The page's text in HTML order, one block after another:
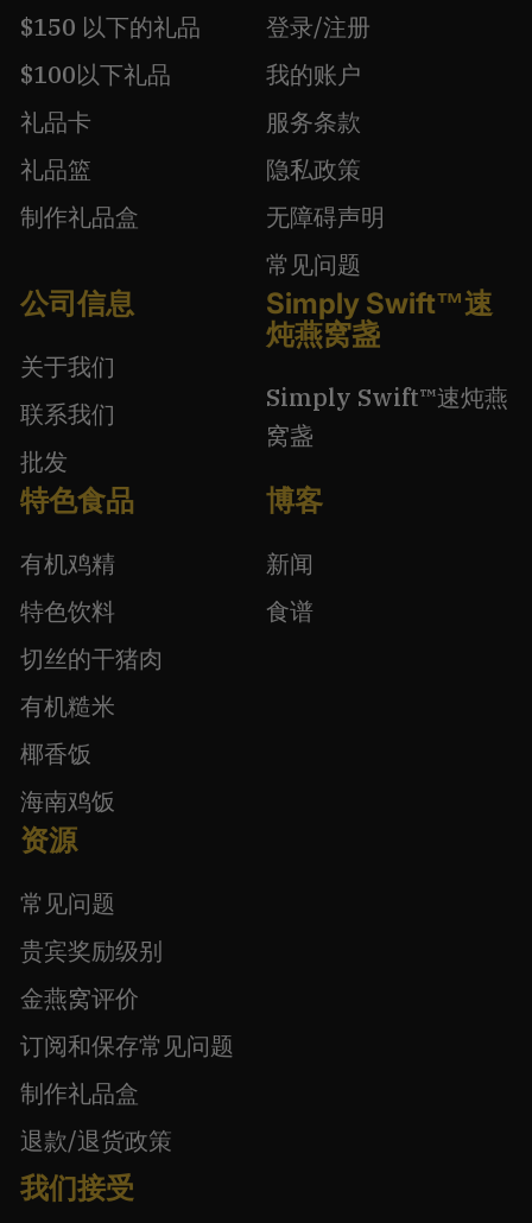
$150 以下的礼品
$100以下礼品
礼品卡
礼品篮
制作礼品盒
登录/注册
我的账户
服务条款
隐私政策
无障碍声明
常见问题
公司信息
关于我们
联系我们
批发
Simply Swift™速
炖燕窝盏
Simply Swift™速炖燕
窝盏
特色食品
有机鸡精
特色饮料
切丝的干猪肉
有机糙米
椰香饭
海南鸡饭
博客
新闻
食谱
资源
常见问题
贵宾奖励级别
金燕窝评价
订阅和保存常见问题
制作礼品盒
退款/退货政策
我们接受